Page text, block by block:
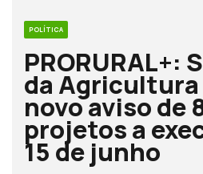
POLÍTICA
PRORURAL+:
da
novo aviso de
projetos a
15 de junho